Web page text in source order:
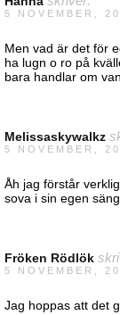
5 NOVEMBER,
Men vad är det för
ha lugn o ro på
bara handlar om
Melissaskywalkz
5 NOVEMBER,
Åh jag förstår
sova i sin egen
Fröken Rödlök
5 NOVEMBER,
Jag hoppas att det